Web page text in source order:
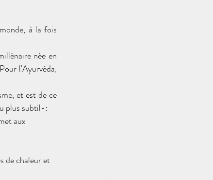
à la fois
née en
l'Ayurvéda,
et est de ce
plus subtil-:
aux
de chaleur et